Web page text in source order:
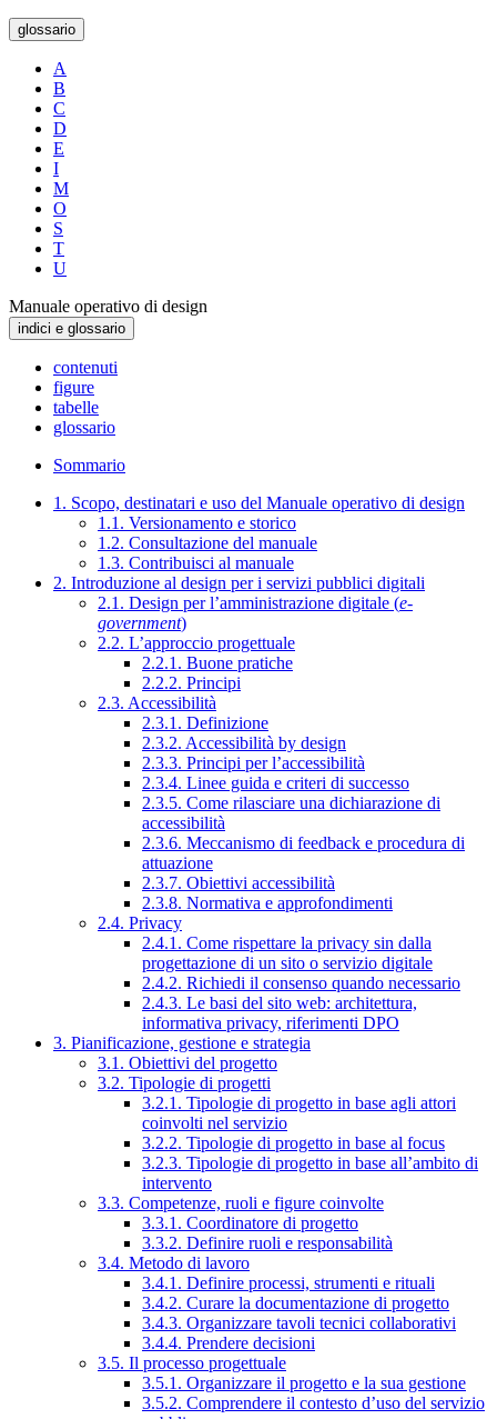
glossario
A
B
C
D
E
I
M
O
S
T
U
Manuale operativo di design
indici e glossario
contenuti
figure
tabelle
glossario
Sommario
1. Scopo, destinatari e uso del Manuale operativo di design
1.1. Versionamento e storico
1.2. Consultazione del manuale
1.3. Contribuisci al manuale
2. Introduzione al design per i servizi pubblici digitali
2.1. Design per l’amministrazione digitale (e-
government)
2.2. L’approccio progettuale
2.2.1. Buone pratiche
2.2.2. Principi
2.3. Accessibilità
2.3.1. Definizione
2.3.2. Accessibilità by design
2.3.3. Principi per l’accessibilità
2.3.4. Linee guida e criteri di successo
2.3.5. Come rilasciare una dichiarazione di
accessibilità
2.3.6. Meccanismo di feedback e procedura di
attuazione
2.3.7. Obiettivi accessibilità
2.3.8. Normativa e approfondimenti
2.4. Privacy
2.4.1. Come rispettare la privacy sin dalla
progettazione di un sito o servizio digitale
2.4.2. Richiedi il consenso quando necessario
2.4.3. Le basi del sito web: architettura,
informativa privacy, riferimenti DPO
3. Pianificazione, gestione e strategia
3.1. Obiettivi del progetto
3.2. Tipologie di progetti
3.2.1. Tipologie di progetto in base agli attori
coinvolti nel servizio
3.2.2. Tipologie di progetto in base al focus
3.2.3. Tipologie di progetto in base all’ambito di
intervento
3.3. Competenze, ruoli e figure coinvolte
3.3.1. Coordinatore di progetto
3.3.2. Definire ruoli e responsabilità
3.4. Metodo di lavoro
3.4.1. Definire processi, strumenti e rituali
3.4.2. Curare la documentazione di progetto
3.4.3. Organizzare tavoli tecnici collaborativi
3.4.4. Prendere decisioni
3.5. Il processo progettuale
3.5.1. Organizzare il progetto e la sua gestione
3.5.2. Comprendere il contesto d’uso del servizio